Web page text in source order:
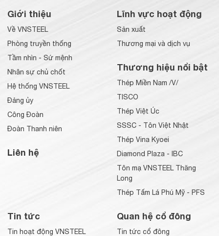
Giới thiệu
Về VNSTEEL
Phòng truyền thống
Tầm nhìn - Sứ mệnh
Nhân sự chủ chốt
Hệ thống VNSTEEL
Đảng ủy
Công Đoàn
Đoàn Thanh niên
Liên hệ
Lĩnh vực hoạt động
Sản xuất
Thương mại và dịch vụ
Thương hiệu nổi bật
Thép Miền Nam /V/
TISCO
Thép Việt Úc
SSSC - Tôn Việt Nhật
Thép Vina Kyoei
Diamond Plaza - IBC
Tôn mạ VNSTEEL Thăng
Long
Thép Tấm Lá Phú Mỹ - PFS
Tin tức
Tin hoạt động VNSTEEL
Quan hệ cổ đông
Tin tức cổ đông